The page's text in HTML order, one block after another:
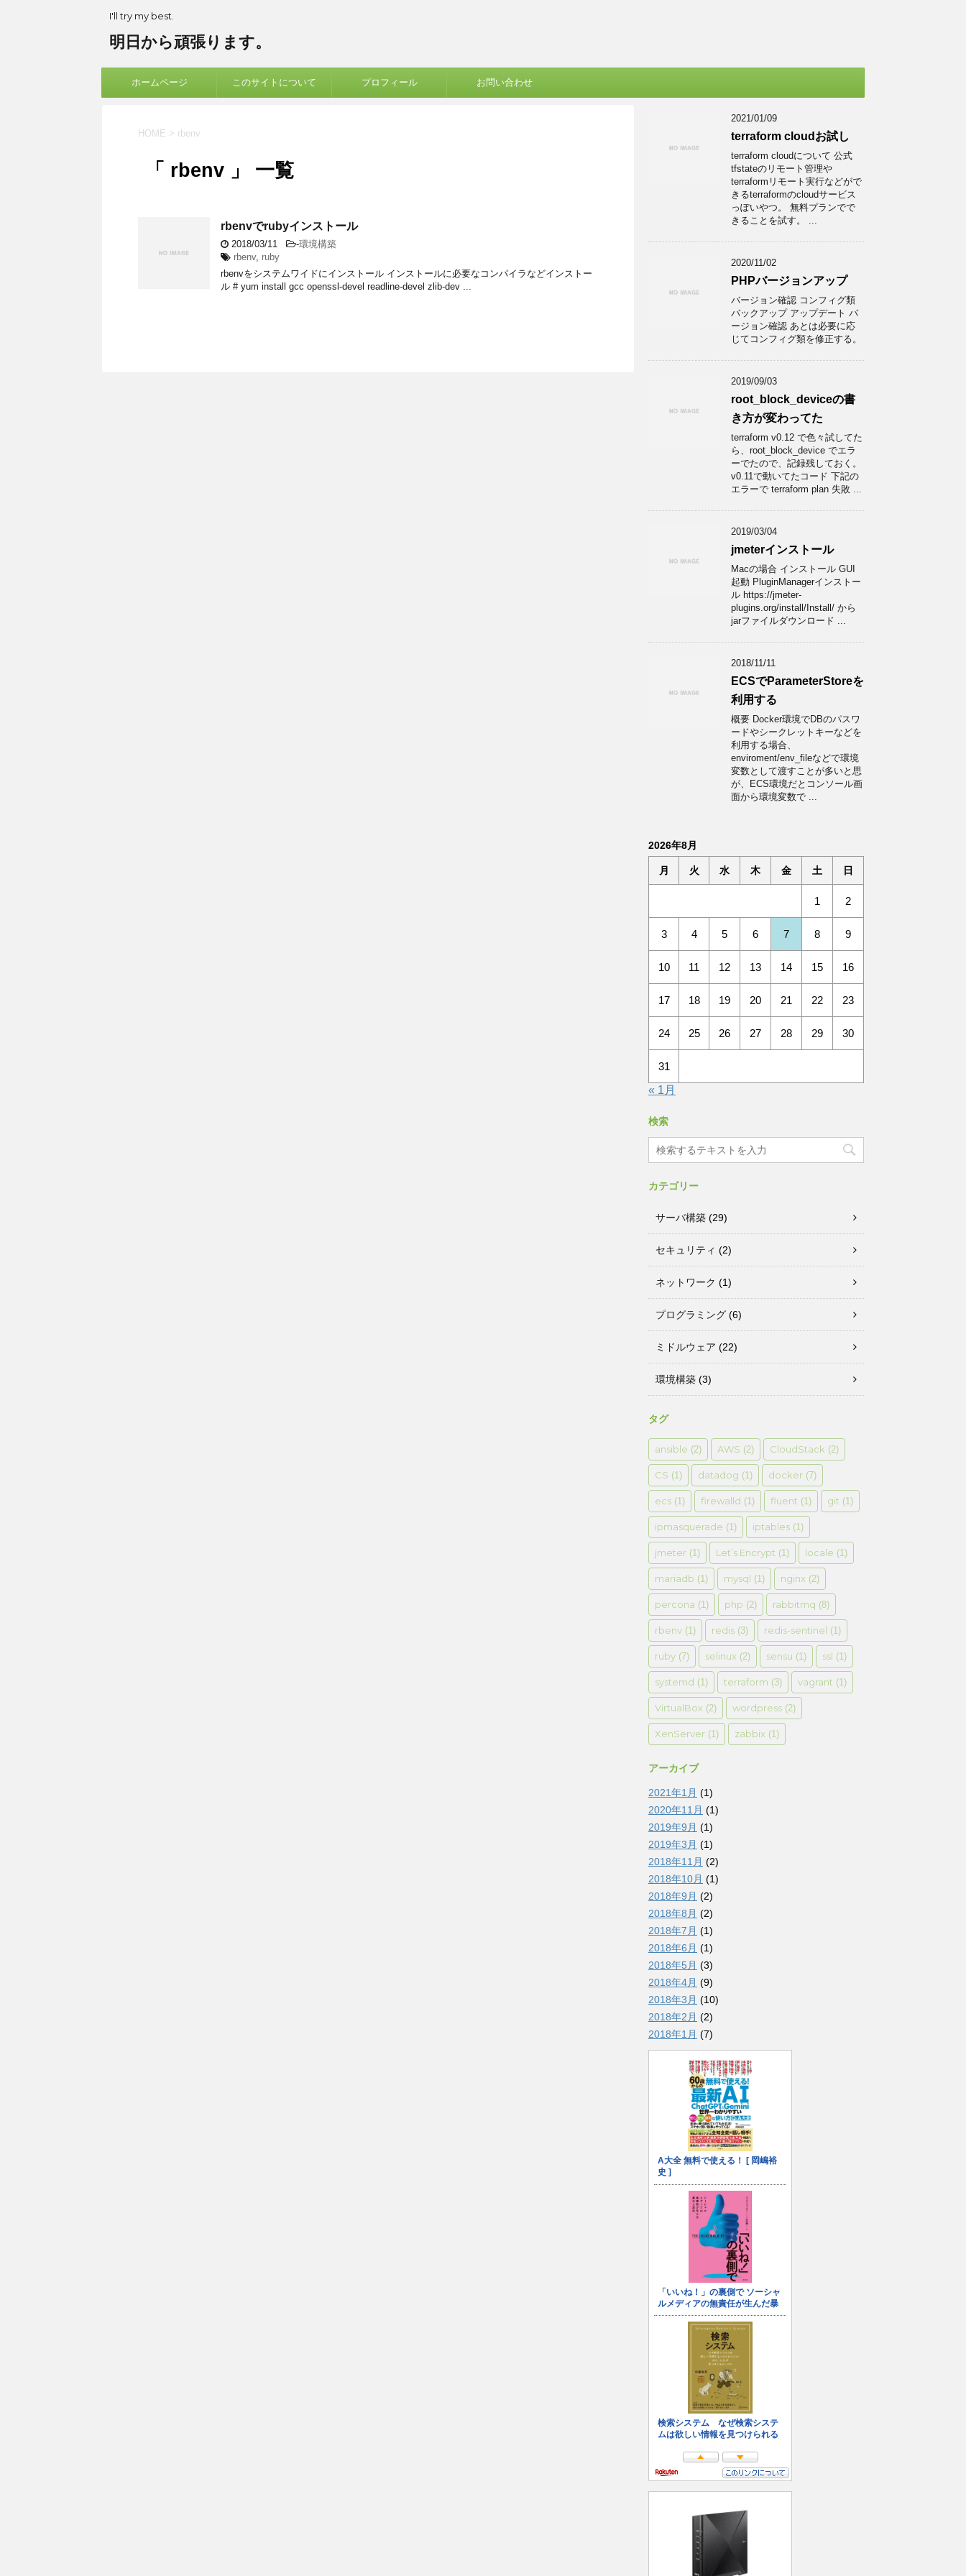
I'll try my best.
明日から頑張ります。
ホームページ このサイトについて プロフィール お問い合わせ
HOME > rbenv
「 rbenv 」 一覧
rbenvでrubyインストール
2018/03/11 -環境構築
rbenv, ruby
rbenvをシステムワイドにインストール インストールに必要なコンパイラなどインストー
ル # yum install gcc openssl-devel readline-devel zlib-dev ...
2021/01/09
terraform cloudお試し
terraform cloudについて 公式
tfstateのリモート管理や
terraformリモート実行などがで
きるterraformのcloudサービス
っぽいやつ。 無料プランでで
きることを試す。 ...
2020/11/02
PHPバージョンアップ
バージョン確認 コンフィグ類
バックアップ アップデート バ
ージョン確認 あとは必要に応
じてコンフィグ類を修正する。
2019/09/03
root_block_deviceの書
き方が変わってた
terraform v0.12 で色々試してた
ら、root_block_device でエラ
ーでたので、記録残しておく。
v0.11で動いてたコード 下記の
エラーで terraform plan 失敗 ...
2019/03/04
jmeterインストール
Macの場合 インストール GUI
起動 PluginManagerインストー
ル https://jmeter-
plugins.org/install/Install/ から
jarファイルダウンロード ...
2018/11/11
ECSでParameterStoreを
利用する
概要 Docker環境でDBのパスワ
ードやシークレットキーなどを
利用する場合、
enviroment/env_fileなどで環境
変数として渡すことが多いと思
が、ECS環境だとコンソール画
面から環境変数で ...
2026年8月
月 火 水 木 金 土 日
1 2
3 4 5 6 7 8 9
10 11 12 13 14 15 16
17 18 19 20 21 22 23
24 25 26 27 28 29 30
31
« 1月
検索
カテゴリー
サーバ構築 (29)
セキュリティ (2)
ネットワーク (1)
プログラミング (6)
ミドルウェア (22)
環境構築 (3)
タグ
ansible (2) AWS (2) CloudStack (2)
CS (1) datadog (1) docker (7)
ecs (1) firewalld (1) fluent (1) git (1)
ipmasquerade (1) iptables (1)
jmeter (1) Let’s Encrypt (1) locale (1)
mariadb (1) mysql (1) nginx (2)
percona (1) php (2) rabbitmq (8)
rbenv (1) redis (3) redis-sentinel (1)
ruby (7) selinux (2) sensu (1) ssl (1)
systemd (1) terraform (3) vagrant (1)
VirtualBox (2) wordpress (2)
XenServer (1) zabbix (1)
アーカイブ
2021年1月 (1)
2020年11月 (1)
2019年9月 (1)
2019年3月 (1)
2018年11月 (2)
2018年10月 (1)
2018年9月 (2)
2018年8月 (2)
2018年7月 (1)
2018年6月 (1)
2018年5月 (3)
2018年4月 (9)
2018年3月 (10)
2018年2月 (2)
2018年1月 (7)